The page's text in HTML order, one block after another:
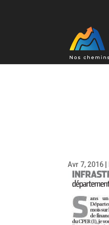
Avr 7, 2016